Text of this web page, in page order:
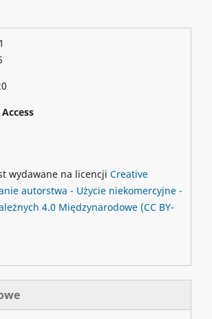
wydawane na licencji Creative
autorstwa - Użycie niekomercyjne -
4.0 Międzynarodowe (CC BY-